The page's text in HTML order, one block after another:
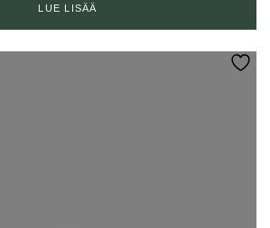
LUE LISÄÄ